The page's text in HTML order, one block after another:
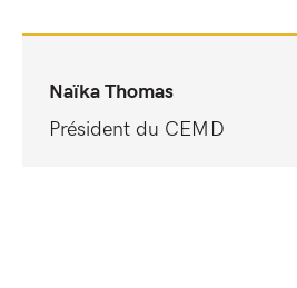
Naïka Thomas
Président du CEMD